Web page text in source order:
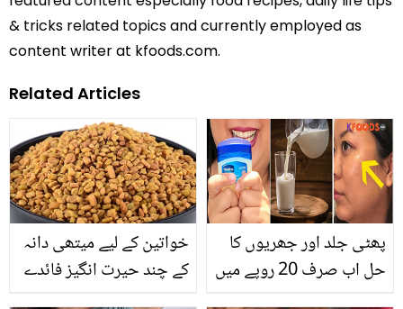
& tricks related topics and currently employed as
content writer at kfoods.com.
Related Articles
خواتین کے لیے میتھی دانہ
کے چند حیرت انگیز فائدے
پھٹی جلد اور جھریوں کا
حل اب صرف 20 روپے میں